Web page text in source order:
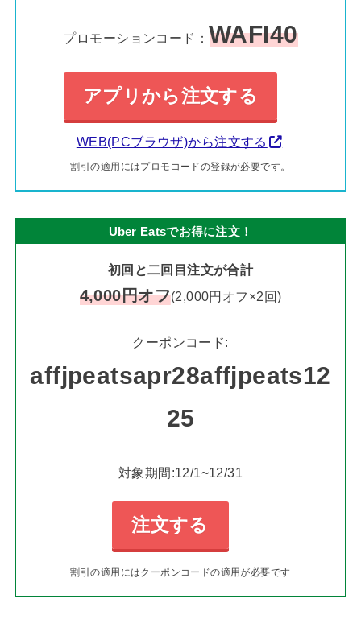
プロモーションコード： WAFI40
アプリから注文する
WEB(PCブラウザ)から注文する
割引の適用にはプロモコードの登録が必要です。
Uber Eatsでお得に注文！
初回と二回目注文が合計
4,000円オフ(2,000円オフ×2回)
クーポンコード:
affjpeatsapr28affjpeats12
25
対象期間:12/1~12/31
注文する
割引の適用にはクーポンコードの適用が必要です